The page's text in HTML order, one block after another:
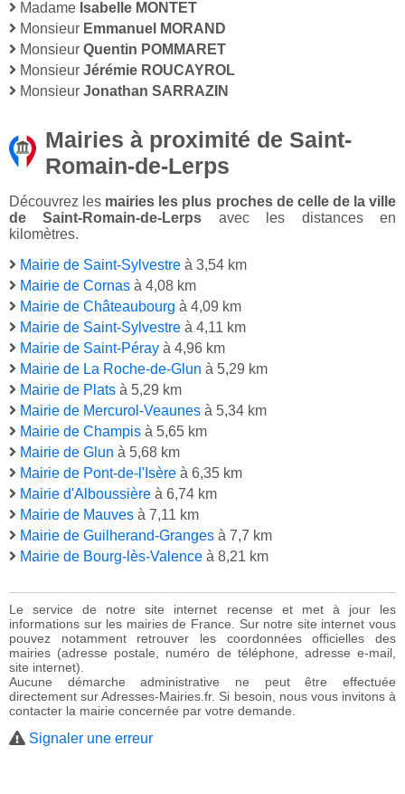
Madame Isabelle MONTET
Monsieur Emmanuel MORAND
Monsieur Quentin POMMARET
Monsieur Jérémie ROUCAYROL
Monsieur Jonathan SARRAZIN
Mairies à proximité de Saint-
Romain-de-Lerps
Découvrez les mairies les plus proches de celle de la ville
de Saint-Romain-de-Lerps avec les distances en
kilomètres.
Mairie de Saint-Sylvestre à 3,54 km
Mairie de Cornas à 4,08 km
Mairie de Châteaubourg à 4,09 km
Mairie de Saint-Sylvestre à 4,11 km
Mairie de Saint-Péray à 4,96 km
Mairie de La Roche-de-Glun à 5,29 km
Mairie de Plats à 5,29 km
Mairie de Mercurol-Veaunes à 5,34 km
Mairie de Champis à 5,65 km
Mairie de Glun à 5,68 km
Mairie de Pont-de-l'Isère à 6,35 km
Mairie d'Alboussière à 6,74 km
Mairie de Mauves à 7,11 km
Mairie de Guilherand-Granges à 7,7 km
Mairie de Bourg-lès-Valence à 8,21 km
Le service de notre site internet recense et met à jour les
informations sur les mairies de France. Sur notre site internet vous
pouvez notamment retrouver les coordonnées officielles des
mairies (adresse postale, numéro de téléphone, adresse e-mail,
site internet).
Aucune démarche administrative ne peut être effectuée
directement sur Adresses-Mairies.fr. Si besoin, nous vous invitons à
contacter la mairie concernée par votre demande.
Signaler une erreur